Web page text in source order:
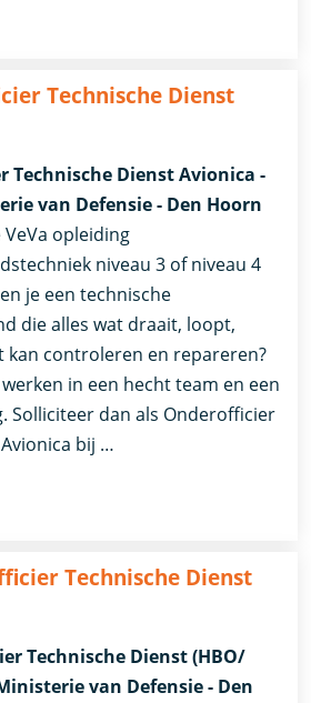
Technische Dienst
Technische Dienst Avionica -
van Defensie - Den Hoorn
opleiding
niveau 3 of niveau 4
je een technische
die alles wat draait, loopt,
kan controleren en repareren?
in een hecht team en een
Solliciteer dan als Onderofficier
bij …
Technische Dienst
Technische Dienst (HBO/
van Defensie - Den